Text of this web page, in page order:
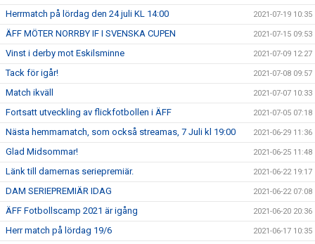
Herrmatch på lördag den 24 juli KL 14:00 2021-07-19 10:35
ÄFF MÖTER NORRBY IF I SVENSKA CUPEN 2021-07-15 09:53
Vinst i derby mot Eskilsminne 2021-07-09 12:27
Tack för igår! 2021-07-08 09:57
Match ikväll 2021-07-07 10:33
Fortsatt utveckling av flickfotbollen i ÄFF 2021-07-05 07:18
Nästa hemmamatch, som också streamas, 7 Juli kl 19:00 2021-06-29 11:36
Glad Midsommar! 2021-06-25 11:48
Länk till damernas seriepremiär. 2021-06-22 19:17
DAM SERIEPREMIÄR IDAG 2021-06-22 07:08
ÄFF Fotbollscamp 2021 är igång 2021-06-20 20:36
Herr match på lördag 19/6 2021-06-17 10:35